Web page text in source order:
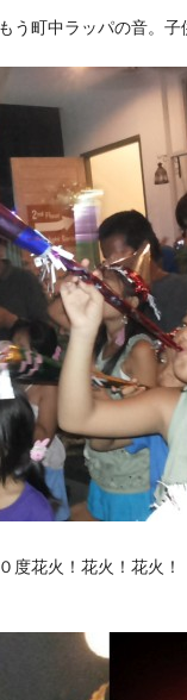
う町中ラッパの音。
度花火！花火！花火！